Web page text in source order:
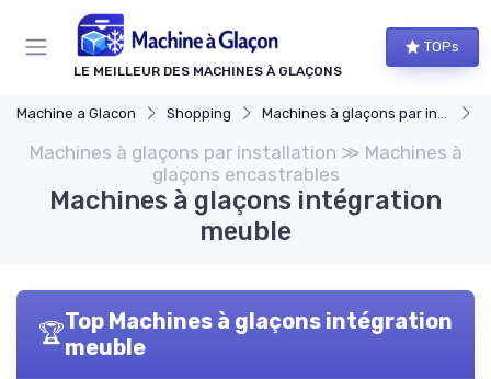
LE MEILLEUR DES MACHINES À GLAÇONS
TOPs
Machine a Glacon Shopping Machines à glaçons par installation
Machines à glaçons par installation ≫ Machines à
glaçons encastrables
Machines à glaçons intégration
meuble
🏆Top Machines à glaçons intégration
meuble
Panneau de gestion des cookies